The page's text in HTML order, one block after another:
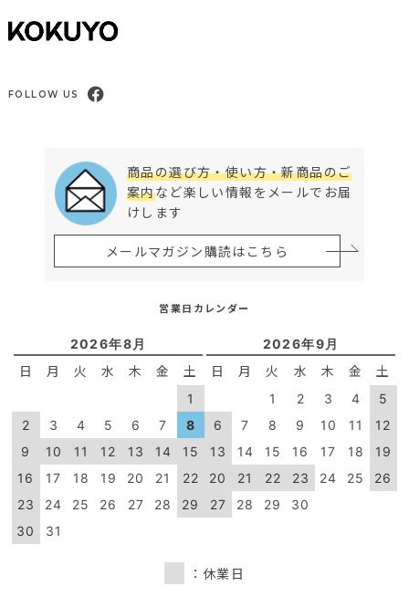
FOLLOW US
商品の選び方・使い方・新商品のご
案内など楽しい情報をメールでお届
けします
メールマガジン購読はこちら
営業日カレンダー
2026年8月
日 月 火 水 木 金 土
1
2
3 4 5 6 7
8
9
10 11 12 13 14
15
16
17 18 19 20 21
22
23
24 25 26 27 28
29
30
31
2026年9月
日 月 火 水 木 金 土
1 2 3 4
5
6
7 8 9 10 11
12
13
14 15 16 17 18
19
20
21 22 23 24 25
26
27
28 29 30
：休業日